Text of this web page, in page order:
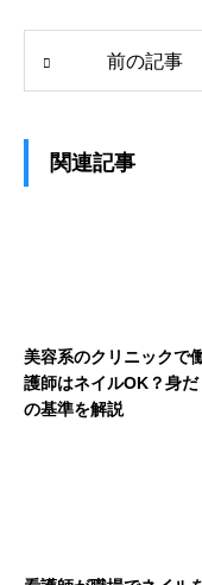
前の記事
関連記事
美容系のクリニックで
護師はネイルOK？身
の基準を解説